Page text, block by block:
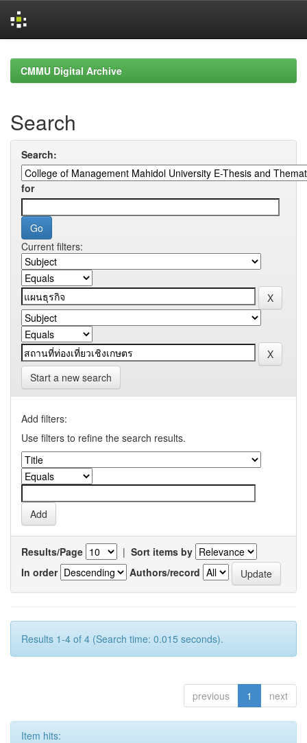
navigationCMMU Digital Archive
Search
Search:
for
Current filters:
Start a new search
Add filters:
Use filters to refine the search results.
Results/Page | Sort items by
In order
Authors/record
Results 1-4 of 4 (Search time: 0.015 seconds).
previous 1 next
Item hits: